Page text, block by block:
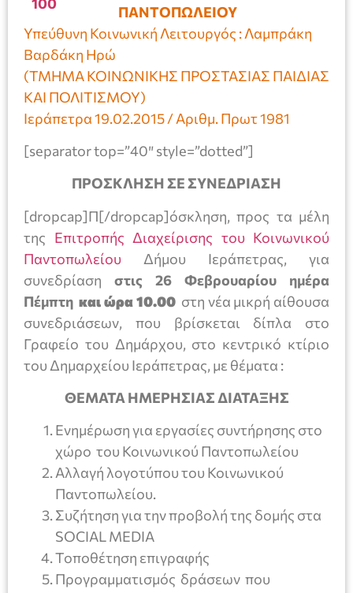
ΠΑΝΤΟΠΩΛΕΙΟΥ
Υπεύθυνη Κοινωνική Λειτουργός : Λαμπράκη
Βαρδάκη Ηρώ
(ΤΜΉΜΑ ΚΟΙΝΩΝΙΚΉΣ ΠΡΟΣΤΑΣΙΑΣ ΠΑΙΔΙΑΣ
ΚΑΙ ΠΟΛΙΤΙΣΜΟΥ)
Ιεράπετρα 19.02.2015 / Αριθμ. Πρωτ 1981
[separator top=”40″ style=”dotted”]
ΠΡΟΣΚΛΗΣΗ ΣΕ ΣΥΝΕΔΡΙΑΣΗ
[dropcap]Π[/dropcap]όσκληση, προς τα μέλη
της Επιτροπής Διαχείρισης του Κοινωνικού
Παντοπωλείου Δήμου Ιεράπετρας, για
συνεδρίαση στις 26 Φεβρουαρίου ημέρα
Πέμπτηκαι ώρα 10.00 στη νέα μικρή αίθουσα
συνεδριάσεων, που βρίσκεται δίπλα στο
Γραφείο του Δημάρχου, στο κεντρικό κτίριο
του Δημαρχείου Ιεράπετρας, με θέματα :
ΘΕΜΑΤΑ ΗΜΕΡΗΣΙΑΣ ΔΙΑΤΑΞΗΣ
Ενημέρωση για εργασίες συντήρησης στο
χώρο του Κοινωνικού Παντοπωλείου
Αλλαγή λογοτύπου του Κοινωνικού
Παντοπωλείου.
Συζήτηση για την προβολή της δομής στα
SOCIAL MEDIA
Τοποθέτηση επιγραφής
Προγραμματισμός δράσεων που